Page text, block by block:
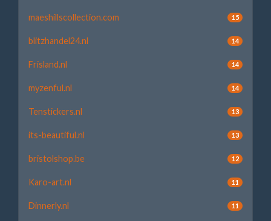
maeshillscollection.com 15
blitzhandel24.nl 14
Frisland.nl 14
myzenful.nl 14
Tenstickers.nl 13
its-beautiful.nl 13
bristolshop.be 12
Karo-art.nl 11
Dinnerly.nl 11